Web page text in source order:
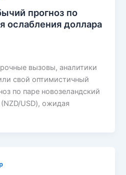
прогноз по
ослабления доллара
вызовы, аналитики
свой оптимистичный
по паре новозеландский
USD), ожидая